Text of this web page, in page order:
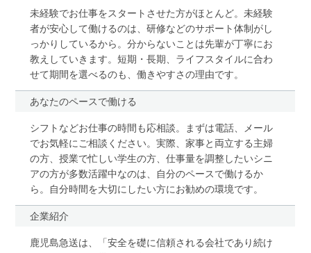
未経験でお仕事をスタートさせた方がほとんど。未経験
者が安心して働けるのは、研修などのサポート体制がし
っかりしているから。分からないことは先輩が丁寧にお
教えしていきます。短期・長期、ライフスタイルに合わ
せて期間を選べるのも、働きやすさの理由です。
あなたのペースで働ける
シフトなどお仕事の時間も応相談。まずは電話、メール
でお気軽にご相談ください。実際、家事と両立する主婦
の方、授業で忙しい学生の方、仕事量を調整したいシニ
アの方が多数活躍中なのは、自分のペースで働けるか
ら。自分時間を大切にしたい方にお勧めの環境です。
企業紹介
鹿児島急送は、「安全を礎に信頼される会社であり続け